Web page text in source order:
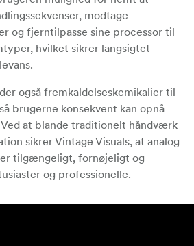
modtage
og fjerntilpasse sine processor til
hvilket sikrer langsigtet
også fremkaldelseskemikalier til
brugerne konsekvent kan opnå
at blande traditionelt håndværk
sikrer Vintage Visuals, at analog
tilgængeligt, fornøjeligt og
og professionelle.